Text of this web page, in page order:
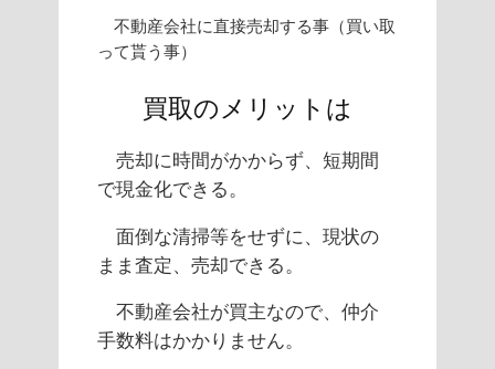
不動産会社に直接売却する事（買い取
って貰う事）
買取のメリットは
売却に時間がかからず、短期間
で現金化できる。
面倒な清掃等をせずに、現状の
まま査定、売却できる。
不動産会社が買主なので、仲介
手数料はかかりません。